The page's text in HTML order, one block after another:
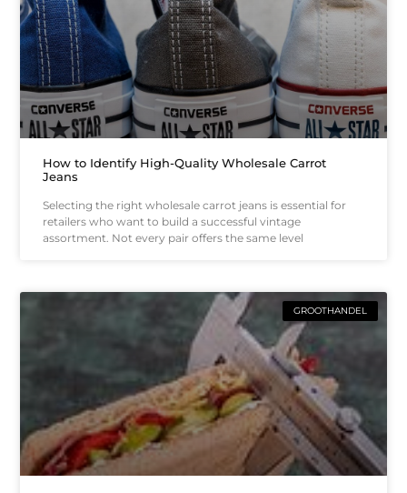
How to Identify High-Quality Wholesale Carrot
Jeans
Selecting the right wholesale carrot jeans is essential for
retailers who want to build a successful vintage
assortment. Not every pair offers the same level
GROOTHANDEL